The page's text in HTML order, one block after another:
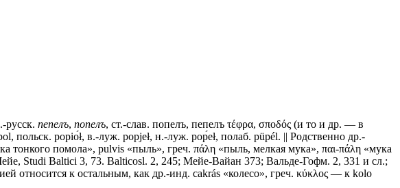
русск. пепелъ, попелъ, ст.-слав. попелъ, пепелъ τέφρα, σποδός (и то и др. — в
польск. рорiо́ł, в.-луж. рорjеł, н.-луж. рор́еł, полаб. рüрél. || Родственно др.-
помола», pulvis «пыль», греч. πάλη «пыль, мелкая мука», παι-πάλη «мука
Studi Ваltiсi 3, 73. Balticosl. 2, 245; Мейе-Вайан 373; Вальде-Гофм. 2, 331 и сл.;
относится к остальным, как др.-инд. cakrás «колесо», греч. κύκλος — к kolo